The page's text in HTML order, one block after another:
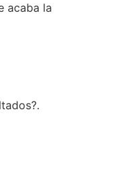
acaba la